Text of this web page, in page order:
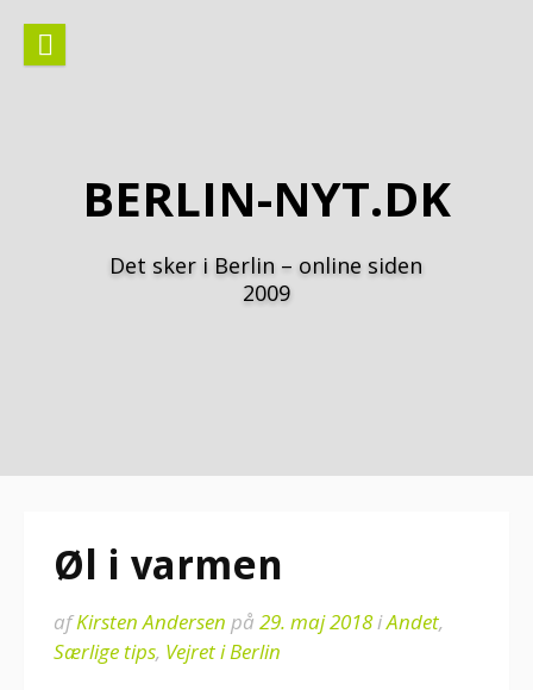
indhold
BERLIN-NYT.DK
Det sker i Berlin – online siden
2009
Øl i varmen
afKirsten Andersen på 29. maj 2018iAndet,
Særlige tips, Vejret i Berlin